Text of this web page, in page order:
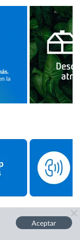
Aceptar